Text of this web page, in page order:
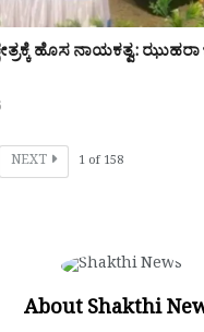
ಹೊಸ ನಾಯಕತ್ವ:
NEXT 1 of158
About Shakthi